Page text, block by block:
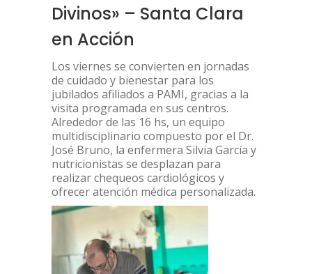
Divinos» – Santa Clara
en Acción
Los viernes se convierten en jornadas
de cuidado y bienestar para los
jubilados afiliados a PAMI, gracias a la
visita programada en sus centros.
Alrededor de las 16 hs, un equipo
multidisciplinario compuesto por el Dr.
José Bruno, la enfermera Silvia García y
nutricionistas se desplazan para
realizar chequeos cardiológicos y
ofrecer atención médica personalizada.